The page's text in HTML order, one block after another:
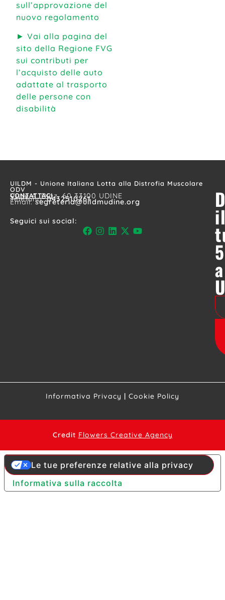
sull’approvazione del
nuovo regolamento
► Vai alla pagina del
sito della Regione FVG
sui contributi per
l’acquisto delle auto
adattate al trasporto
delle persone con
disabilità
UILDM - Unione Italiana Lotta alla Distrofia Muscolare
ODV
CONTATTACI
Viale A. Diaz, 60 33100 UDINE
Telefono:0432510261
Email:segreteria@uildmudine.org
Seguici sui social:
a
Informativa Privacy | Cookie Policy
Credit Flowers Creative Agency
Informativa sulla raccolta
Le tue preferenze relative alla privacy